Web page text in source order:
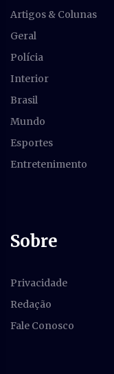
Artigos & Colunas
Geral
Polícia
Interior
Brasil
Mundo
Esportes
Entretenimento
Sobre
Privacidade
Redação
Fale Conosco